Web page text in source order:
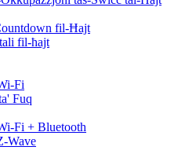
fil-Ħajt
fil-ħajt
Fi
Fuq
Fi + Bluetooth
Wave